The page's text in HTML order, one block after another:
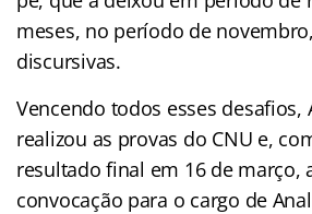
meses, no período de
discursivas.
Vencendo todos esses desafios,
realizou as provas do CNU e,
resultado final em 16 de março,
convocação para o cargo de